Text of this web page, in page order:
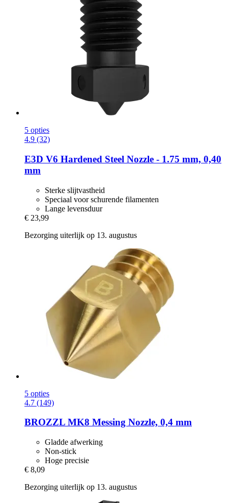
5 opties
4.9 (32)
E3D V6 Hardened Steel Nozzle -​ 1.75 mm, 0,40
mm
Sterke slijtvastheid
Speciaal voor schurende filamenten
Lange levensduur
€ 23,99
Bezorging uiterlijk op 13. augustus
5 opties
4.7 (149)
BROZZL MK8 Messing Nozzle, 0,4 mm
Gladde afwerking
Non-stick
Hoge precisie
€ 8,09
Bezorging uiterlijk op 13. augustus